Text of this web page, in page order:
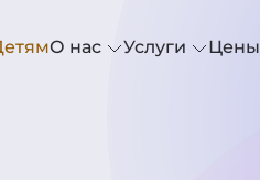
О нас Услуги Цены